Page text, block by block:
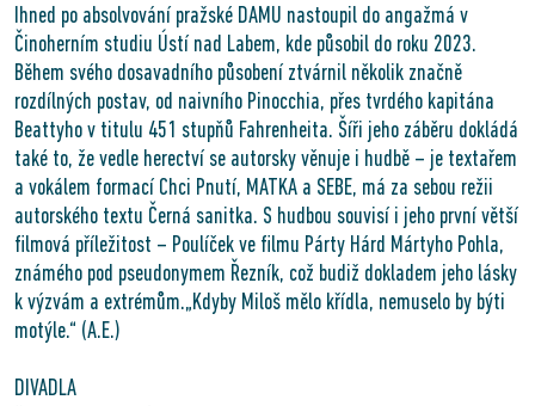
Ihned po absolvování pražské DAMU nastoupil do angažmá v
Činoherním studiu Ústí nad Labem, kde působil do roku 2023.
Během svého dosavadního působení ztvárnil několik značně
rozdílných postav, od naivního Pinocchia, přes tvrdého kapitána
Beattyho v titulu 451 stupňů Fahrenheita. Šíři jeho záběru dokládá
také to, že vedle herectví se autorsky věnuje i hudbě – je textařem
a vokálem formací Chci Pnutí, MATKA a SEBE, má za sebou režii
autorského textu Černá sanitka. S hudbou souvisí i jeho první větší
filmová příležitost – Poulíček ve filmu Párty Hárd Mártyho Pohla,
známého pod pseudonymem Řezník, což budiž dokladem jeho lásky
k výzvám a extrémům.„Kdyby Miloš mělo křídla, nemuselo by býti
motýle.“ (A.E.)
DIVADLA